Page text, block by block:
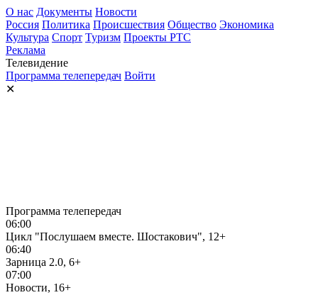
О нас Документы Новости
Россия Политика Происшествия Общество Экономика
Культура Спорт Туризм Проекты РТС
Реклама
Телевидение
Программа телепередач Войти
✕
Программа телепередач
06:00
Цикл "Послушаем вместе. Шостакович", 12+
06:40
Зарница 2.0, 6+
07:00
Новости, 16+